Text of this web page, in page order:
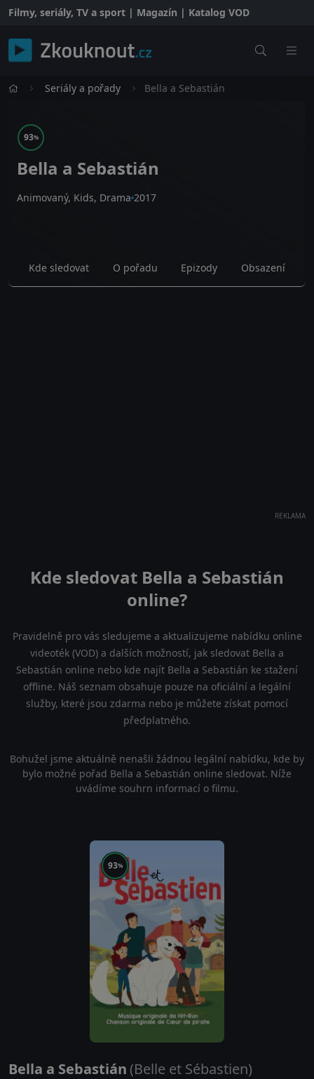
Filmy, seriály, TV a sport | Magazín | Katalog VOD
Seriály a pořady Bella a Sebastián
93%
Bella a Sebastián
Animovaný, Kids, Drama 2017
Kde sledovat O pořadu Epizody Obsazení
REKLAMA
Kde sledovat Bella a Sebastián
online?
Pravidelně pro vás sledujeme a aktualizujeme nabídku online
videoték (VOD) a dalších možností, jak sledovat Bella a
Sebastián online nebo kde najít Bella a Sebastián ke stažení
offline. Náš seznam obsahuje pouze na oficiální a legální
služby, které jsou zdarma nebo je můžete získat pomocí
předplatného.
Bohužel jsme aktuálně nenašli žádnou legální nabídku, kde by
bylo možné pořad Bella a Sebastián online sledovat. Níže
uvádíme souhrn informací o filmu.
93%
Bella a Sebastián (Belle et Sébastien)